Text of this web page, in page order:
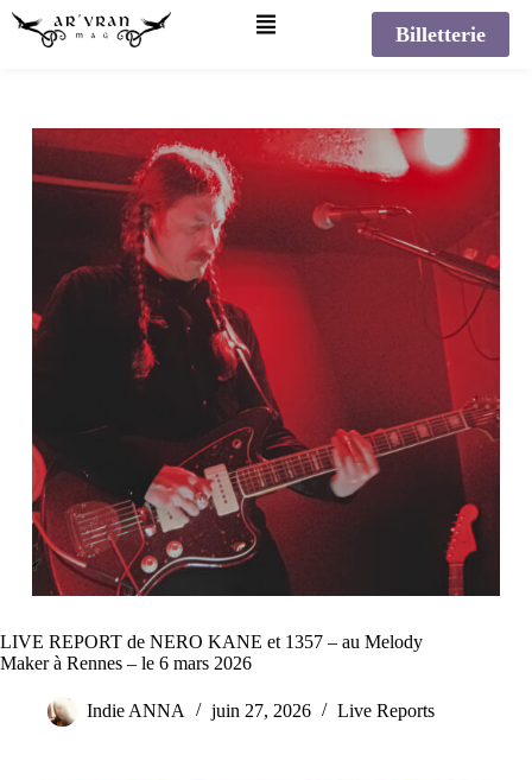
Billetterie
LIVE REPORT de NERO KANE et 1357 – au Melody
Maker à Rennes – le 6 mars 2026
Indie ANNA juin 27, 2026 Live Reports